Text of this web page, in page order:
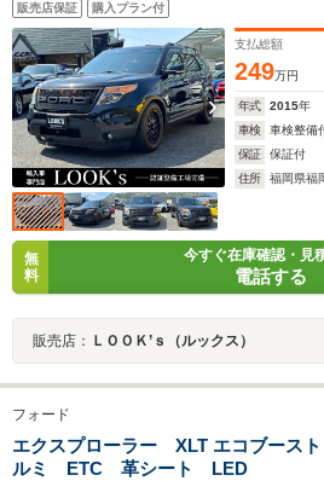
販売店保証 購入プラン付
支払総額
249万円
年式 2015年
車検
車検整備
保証
保証付
住所
福岡県福
無
料
今すぐ在庫確認・見
電話する
販売店： ＬＯＯＫ’ｓ（ルックス）
フォード
エクスプローラー XLT エコブース
ルミ ETC 革シート LED